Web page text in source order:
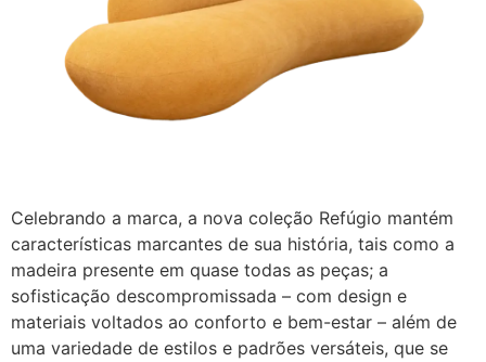
Celebrando a marca, a nova coleção Refúgio mantém
características marcantes de sua história, tais como a
madeira presente em quase todas as peças; a
sofisticação descompromissada – com design e
materiais voltados ao conforto e bem-estar – além de
uma variedade de estilos e padrões versáteis, que se